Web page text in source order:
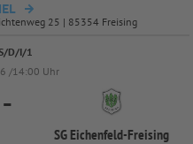
25 | 85354 Freising
D/I/1
/14:00 Uhr
-
SG Eichenfeld-Freising